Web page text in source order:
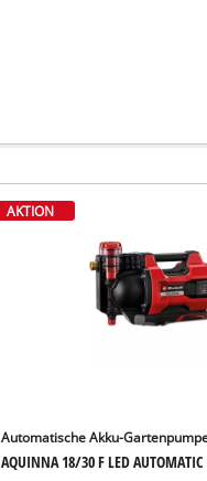
AKTION
Automatische Akku-
AQUINNA 18/30 F LED AUTOMATIC